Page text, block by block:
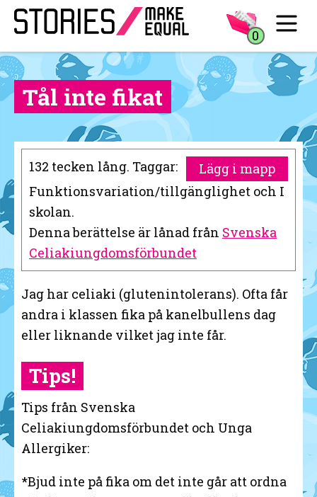
0
Tål inte fikat
Lägg i mapp
132 tecken lång. Taggar:
Funktionsvariation/tillgänglighet och I
skolan.
Denna berättelse är lånad från Svenska
Celiakiungdomsförbundet
Jag har celiaki (glutenintolerans). Ofta får
andra i klassen fika på kanelbullens dag
eller liknande vilket jag inte får.
Tips!
Tips från Svenska
Celiakiungdomsförbundet och Unga
Allergiker:
*Bjud inte på fika om det inte går att ordna